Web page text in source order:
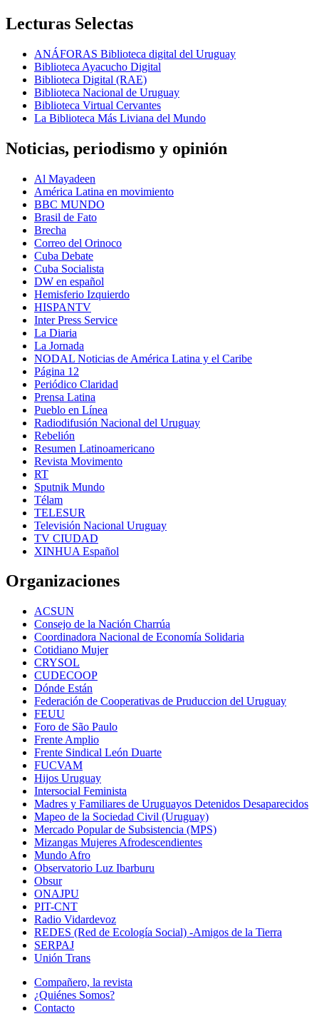
Lecturas Selectas
ANÁFORAS Biblioteca digital del Uruguay
Biblioteca Ayacucho Digital
Biblioteca Digital (RAE)
Biblioteca Nacional de Uruguay
Biblioteca Virtual Cervantes
La Biblioteca Más Liviana del Mundo
Noticias, periodismo y opinión
Al Mayadeen
América Latina en movimiento
BBC MUNDO
Brasil de Fato
Brecha
Correo del Orinoco
Cuba Debate
Cuba Socialista
DW en español
Hemisferio Izquierdo
HISPANTV
Inter Press Service
La Diaria
La Jornada
NODAL Noticias de América Latina y el Caribe
Página 12
Periódico Claridad
Prensa Latina
Pueblo en Línea
Radiodifusión Nacional del Uruguay
Rebelión
Resumen Latinoamericano
Revista Movimento
RT
Sputnik Mundo
Télam
TELESUR
Televisión Nacional Uruguay
TV CIUDAD
XINHUA Español
Organizaciones
ACSUN
Consejo de la Nación Charrúa
Coordinadora Nacional de Economía Solidaria
Cotidiano Mujer
CRYSOL
CUDECOOP
Dónde Están
Federación de Cooperativas de Pruduccion del Uruguay
FEUU
Foro de São Paulo
Frente Amplio
Frente Sindical León Duarte
FUCVAM
Hijos Uruguay
Intersocial Feminista
Madres y Familiares de Uruguayos Detenidos Desaparecidos
Mapeo de la Sociedad Civil (Uruguay)
Mercado Popular de Subsistencia (MPS)
Mizangas Mujeres Afrodescendientes
Mundo Afro
Observatorio Luz Ibarburu
Obsur
ONAJPU
PIT-CNT
Radio Vidardevoz
REDES (Red de Ecología Social) -Amigos de la Tierra
SERPAJ
Unión Trans
Compañero, la revista
¿Quiénes Somos?
Contacto